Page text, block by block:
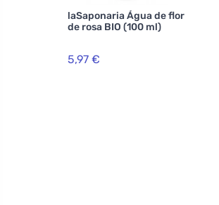
laSaponaria Água de flor
de rosa BIO (100 ml)
5,97 €